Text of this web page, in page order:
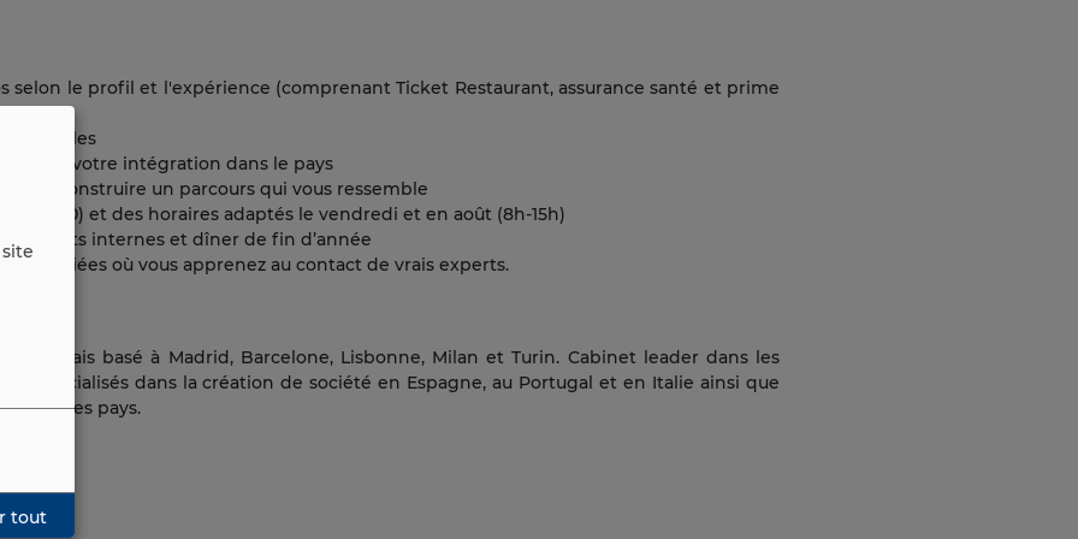
selon le profil et l'expérience (comprenant Ticket Restaurant, assurance santé et prime
locales
et votre intégration dans le pays
de construire un parcours qui vous ressemble
18h30) et des horaires adaptés le vendredi et en août (8h-15h)
internes et dîner de fin d’année
où vous apprenez au contact de vrais experts.
français basé à Madrid, Barcelone, Lisbonne, Milan et Turin. Cabinet leader dans les
spécialisés dans la création de société en Espagne, au Portugal et en Italie ainsi que
dans ces pays.
tout